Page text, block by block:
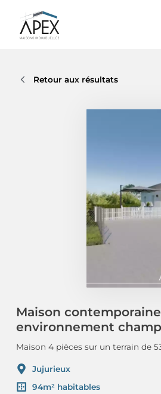
Retour aux résultats
Maison
environnement
Maison 4 pièces sur un terrain de
Jujurieux
94m² habitables